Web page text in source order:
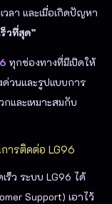
ลา และเมื่อเกิดปัญหา
วที่สุด”
ทุกช่องทางที่มีเปิดให้
ด่วนและรูปแบบการ
และเหมาะสมกับ
ารติดต่อ LG96
ร็ว ระบบ LG96 ได้
Support) เอาไว้